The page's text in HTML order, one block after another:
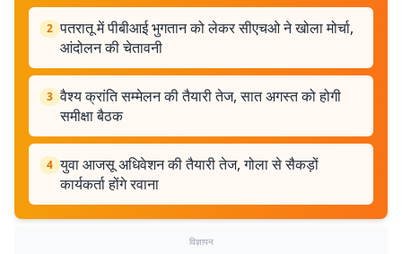
2 पतरातू में पीबीआई भुगतान को लेकर सीएचओ ने खोला मोर्चा,
आंदोलन की चेतावनी
3 वैश्य क्रांति सम्मेलन की तैयारी तेज, सात अगस्त को होगी
समीक्षा बैठक
4 युवा आजसू अधिवेशन की तैयारी तेज, गोला से सैकड़ों
कार्यकर्ता होंगे रवाना
विज्ञापन